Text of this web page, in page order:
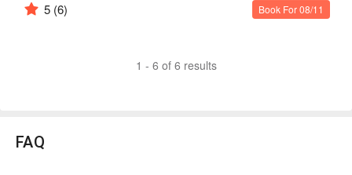
5 (6) Book For 08/11
1 - 6 of 6 results
FAQ